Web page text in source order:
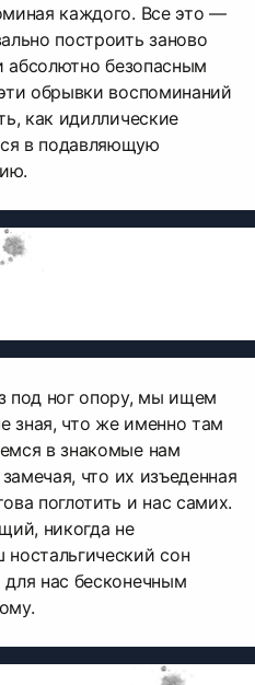
каждого. Все это —
построить заново
абсолютно безопасным
обрывки воспоминаний
как идиллические
в подавляющую
под ног опору, мы ищем
зная, что же именно там
в знакомые нам
что их изъеденная
поглотить и нас самих.
никогда не
сон
нас бесконечным